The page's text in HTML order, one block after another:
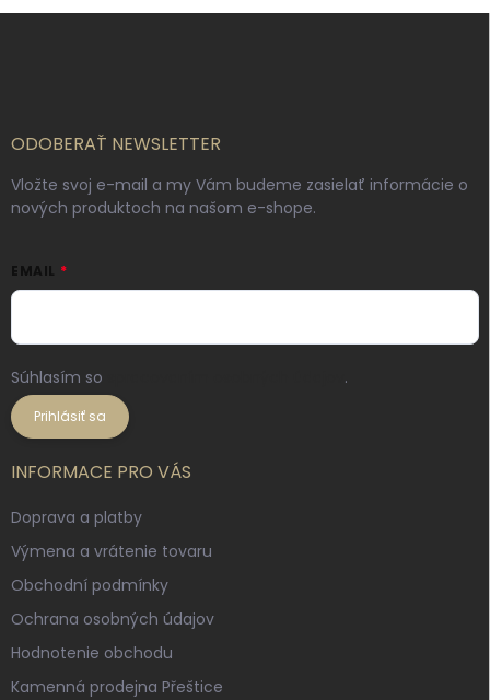
ODOBERAŤ NEWSLETTER
Vložte svoj e-mail a my Vám budeme zasielať informácie o
nových produktoch na našom e-shope.
EMAIL
Súhlasím so .
Prihlásiť sa
INFORMACE PRO VÁS
Doprava a platby
Výmena a vrátenie tovaru
Obchodní podmínky
Ochrana osobných údajov
Hodnotenie obchodu
Kamenná prodejna Přeštice